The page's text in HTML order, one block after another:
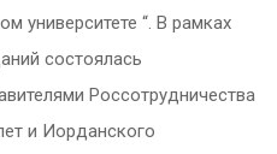
университете “. В рамках
состоялась
Россотрудничества
и Иорданского